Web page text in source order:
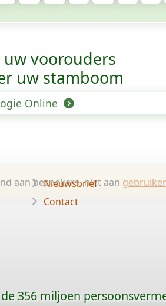
uw voorouders
uw stamboom
Online
aan bezoekers, niet aan
Nieuwsbrief
Contact
356 miljoen